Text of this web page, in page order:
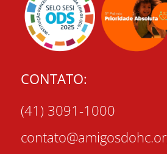
CONTATO:
(41) 3091-1000